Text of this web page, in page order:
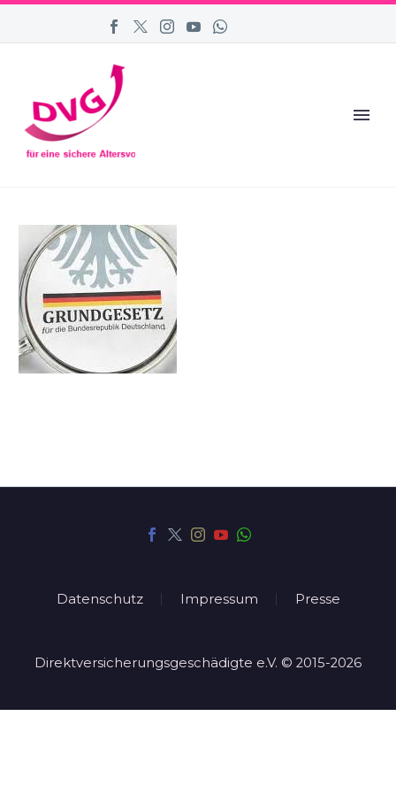
Datenschutz Impressum Presse
Direktversicherungsgeschädigte e.V. © 2015-2026